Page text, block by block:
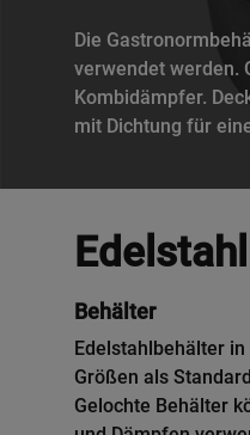
Die
verwendet werden.
Kombidämpfer.
mit Dichtung für
Behälter
Edelstahlbehälter
Größen als
Gelochte Behälter